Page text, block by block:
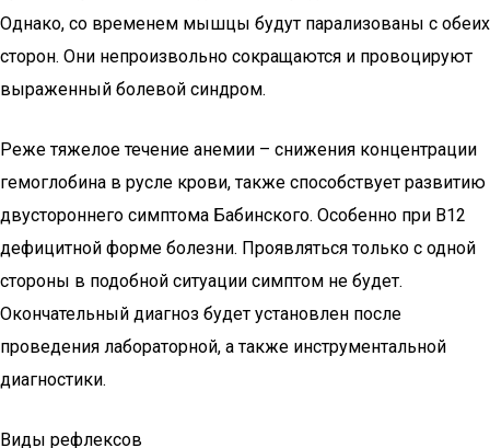
Однако, со временем мышцы будут парализованы с обеих
сторон. Они непроизвольно сокращаются и провоцируют
выраженный болевой синдром.
Реже тяжелое течение анемии – снижения концентрации
гемоглобина в русле крови, также способствует развитию
двустороннего симптома Бабинского. Особенно при В12
дефицитной форме болезни. Проявляться только с одной
стороны в подобной ситуации симптом не будет.
Окончательный диагноз будет установлен после
проведения лабораторной, а также инструментальной
диагностики.
Виды рефлексов